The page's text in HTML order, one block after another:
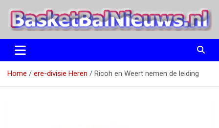
naar
BasketBalNieuws.nl
Etten
Home ere-divisie Heren Ricoh en Weert nemen de leiding